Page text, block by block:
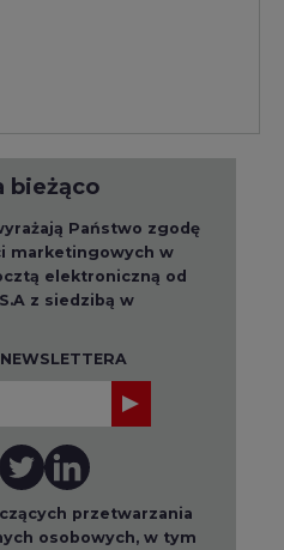
bieżąco
Państwo zgodę
marketingowych w
elektroniczną od
z siedzibą w
przetwarzania
osobowych, w tym